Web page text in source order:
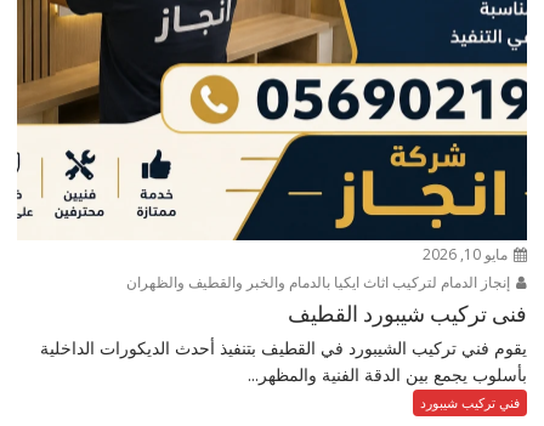
مايو 10, 2026
إنجاز الدمام لتركيب اثاث ايكيا بالدمام والخبر والقطيف والظهران
فنى تركيب شيبورد القطيف
يقوم فني تركيب الشيبورد في القطيف بتنفيذ أحدث الديكورات الداخلية
بأسلوب يجمع بين الدقة الفنية والمظهر...
فني تركيب شيبورد